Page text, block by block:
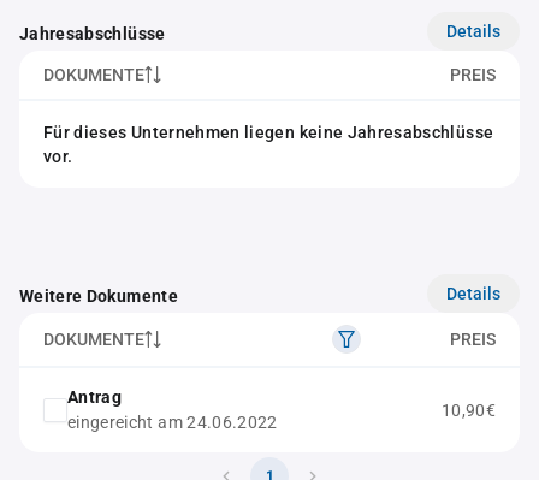
Jahresabschlüsse Details
DOKUMENTE PREIS
Für dieses Unternehmen liegen keine Jahresabschlüsse
vor.
Weitere Dokumente Details
DOKUMENTE PREIS
Antrag
eingereicht am 24.06.2022
10,90€
1